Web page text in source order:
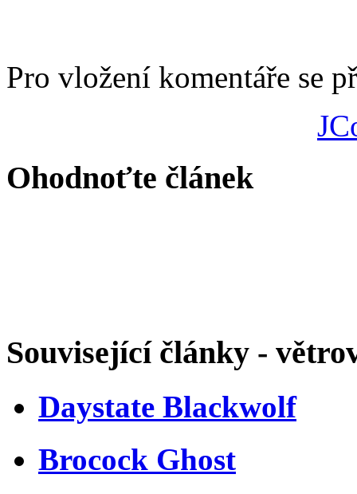
Pro vložení komentáře se
Ohodnoťte článek
Související články -
Daystate Blackwolf
Brocock Ghost